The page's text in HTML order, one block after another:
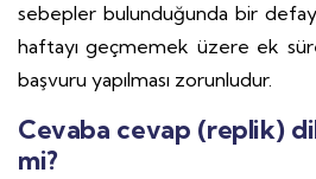
sebepler bulunduğunda bir
haftayı geçmemek üzere ek
başvuru yapılması zorunludur.
Cevaba cevap (replik)
mi?